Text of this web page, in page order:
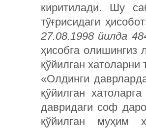
киритилади. Шу
тўғрисидаги
27.08.1998 йилда
ҳисобга олишингиз
қўйилган хатоларни
«Олдинги
қўйилган
давридаги соф
қўйилган муҳим